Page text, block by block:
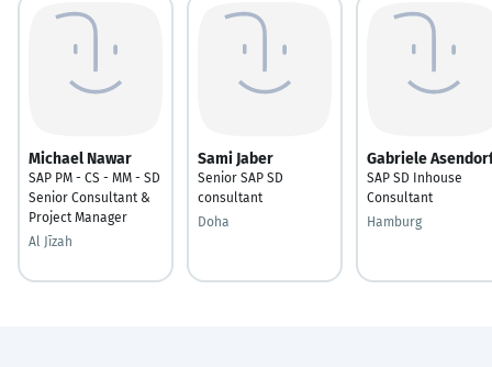
Michael Nawar
SAP PM - CS - MM - SD
Senior Consultant &
Project Manager
Al Jīzah
Sami Jaber
Senior SAP SD
consultant
Doha
Gabriele
SAP SD Inhouse
Consultant
Hamburg